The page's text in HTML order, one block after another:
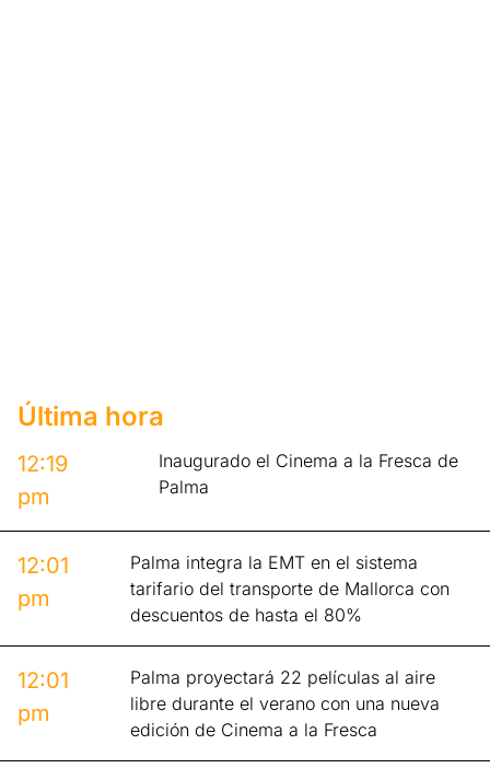
Última hora
12:19
pm
Inaugurado el Cinema a la Fresca de
Palma
12:01
pm
Palma integra la EMT en el sistema
tarifario del transporte de Mallorca con
descuentos de hasta el 80%
12:01
pm
Palma proyectará 22 películas al aire
libre durante el verano con una nueva
edición de Cinema a la Fresca